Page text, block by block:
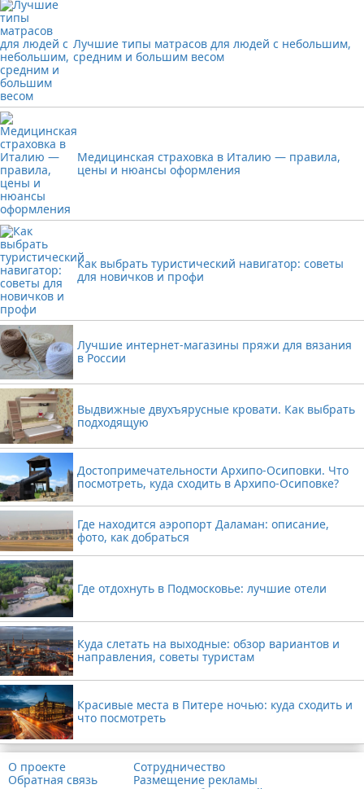
Лучшие типы матрасов для людей с небольшим,
средним и большим весом
Медицинская страховка в Италию — правила,
цены и нюансы оформления
Как выбрать туристический навигатор: советы
для новичков и профи
Лучшие интернет-магазины пряжи для вязания
в России
Выдвижные двухъярусные кровати. Как выбрать
подходящую
Достопримечательности Архипо-Осиповки. Что
посмотреть, куда сходить в Архипо-Осиповке?
Где находится аэропорт Даламан: описание,
фото, как добраться
Где отдохнуть в Подмосковье: лучшие отели
Куда слетать на выходные: обзор вариантов и
направления, советы туристам
Красивые места в Питере ночью: куда сходить и
что посмотреть
О проекте
Обратная связь
Сотрудничество
Размещение рекламы